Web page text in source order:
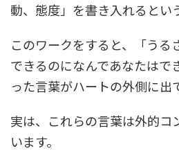
動、態度」を書き入れるとい
このワークをすると、「う
できるのになんであなたはで
った言葉がハートの外側に出
実は、これらの言葉は外的コ
います。